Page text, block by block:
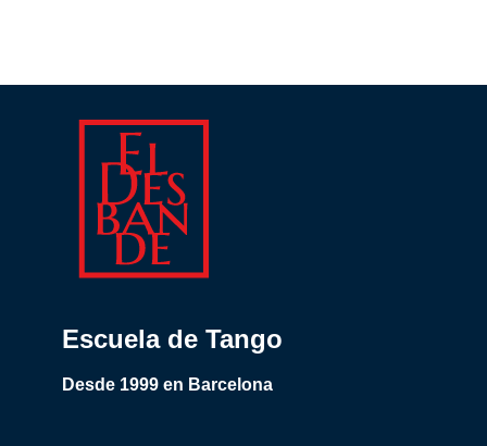
Escuela de Tango
Desde 1999 en Barcelona